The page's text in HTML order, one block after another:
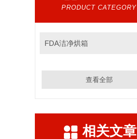
PRODUCT CATEGORY
FDA洁净烘箱
查看全部
相关文章